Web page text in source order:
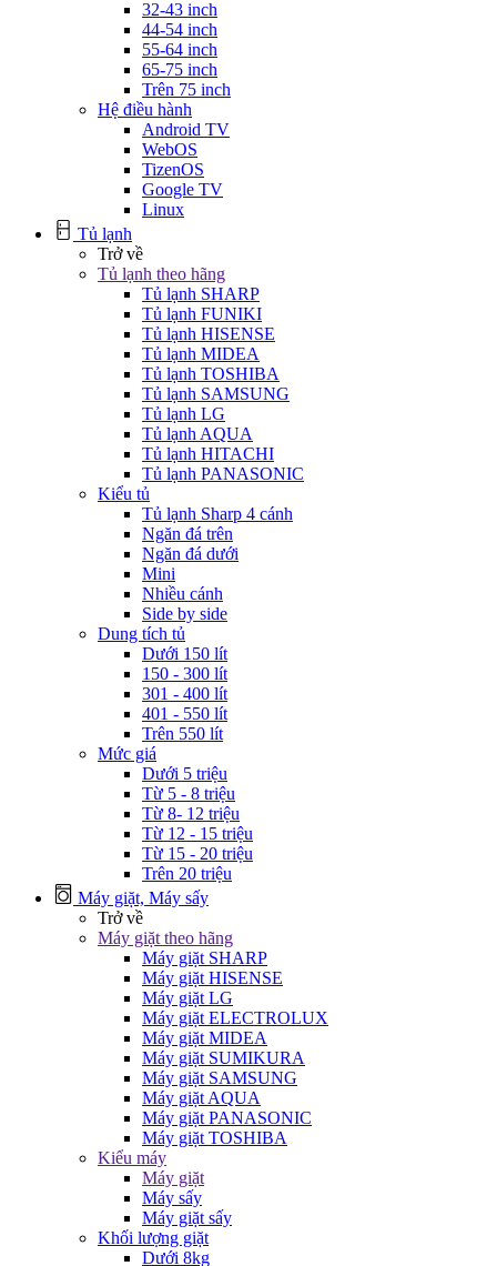
32-43 inch
44-54 inch
55-64 inch
65-75 inch
Trên 75 inch
Hệ điều hành
Android TV
WebOS
TizenOS
Google TV
Linux
Tủ lạnh
Trở về
Tủ lạnh theo hãng
Tủ lạnh SHARP
Tủ lạnh FUNIKI
Tủ lạnh HISENSE
Tủ lạnh MIDEA
Tủ lạnh TOSHIBA
Tủ lạnh SAMSUNG
Tủ lạnh LG
Tủ lạnh AQUA
Tủ lạnh HITACHI
Tủ lạnh PANASONIC
Kiểu tủ
Tủ lạnh Sharp 4 cánh
Ngăn đá trên
Ngăn đá dưới
Mini
Nhiều cánh
Side by side
Dung tích tủ
Dưới 150 lít
150 - 300 lít
301 - 400 lít
401 - 550 lít
Trên 550 lít
Mức giá
Dưới 5 triệu
Từ 5 - 8 triệu
Từ 8- 12 triệu
Từ 12 - 15 triệu
Từ 15 - 20 triệu
Trên 20 triệu
Máy giặt, Máy sấy
Trở về
Máy giặt theo hãng
Máy giặt SHARP
Máy giặt HISENSE
Máy giặt LG
Máy giặt ELECTROLUX
Máy giặt MIDEA
Máy giặt SUMIKURA
Máy giặt SAMSUNG
Máy giặt AQUA
Máy giặt PANASONIC
Máy giặt TOSHIBA
Kiểu máy
Máy giặt
Máy sấy
Máy giặt sấy
Khối lượng giặt
Dưới 8kg